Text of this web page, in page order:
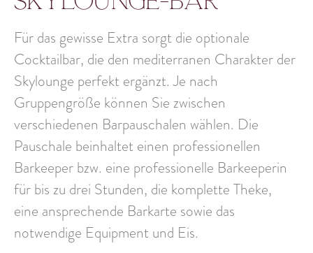
Für das gewisse Extra sorgt die optionale
Cocktailbar, die den mediterranen Charakter der
Skylounge perfekt ergänzt. Je nach
Gruppengröße können Sie zwischen
verschiedenen Barpauschalen wählen. Die
Pauschale beinhaltet einen professionellen
Barkeeper bzw. eine professionelle Barkeeperin
für bis zu drei Stunden, die komplette Theke,
eine ansprechende Barkarte sowie das
notwendige Equipment und Eis.